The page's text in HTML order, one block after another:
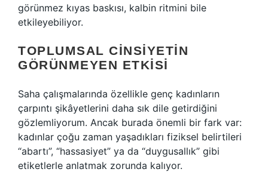
görünmez kıyas baskısı, kalbin ritmini bile
etkileyebiliyor.
TOPLUMSAL CINSIYETIN
GÖRÜNMEYEN ETKISI
Saha çalışmalarında özellikle genç kadınların
çarpıntı şikâyetlerini daha sık dile getirdiğini
gözlemliyorum. Ancak burada önemli bir fark var:
kadınlar çoğu zaman yaşadıkları fiziksel belirtileri
“abartı”, “hassasiyet” ya da “duygusallık” gibi
etiketlerle anlatmak zorunda kalıyor.